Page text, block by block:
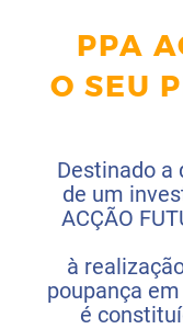
PPA
O SEU
Destinado a
de um
ACÇÃO
à
poupança
é